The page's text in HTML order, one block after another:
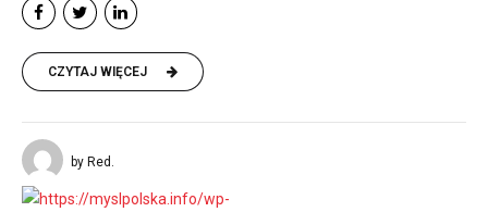
CZYTAJ WIĘCEJ
by Red.